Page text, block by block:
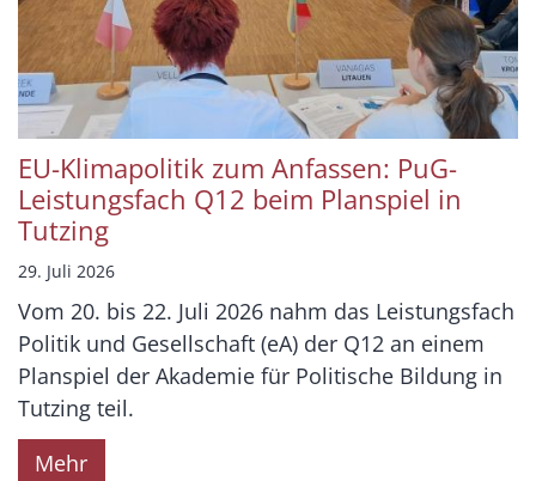
EU-Klimapolitik zum Anfassen: PuG-
Leistungsfach Q12 beim Planspiel in
Tutzing
29. Juli 2026
Vom 20. bis 22. Juli 2026 nahm das Leistungsfach
Politik und Gesellschaft (eA) der Q12 an einem
Planspiel der Akademie für Politische Bildung in
Tutzing teil.
Mehr